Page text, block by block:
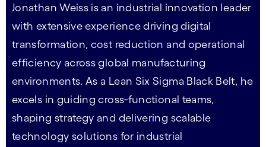
Jonathan Weiss is an industrial innovation leader
with extensive experience driving digital
transformation, cost reduction and operational
efficiency across global manufacturing
environments. As a Lean Six Sigma Black Belt, he
excels in guiding cross‑functional teams,
shaping strategy and delivering scalable
technology solutions for industrial